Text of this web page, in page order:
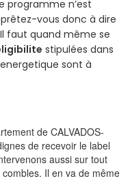
programme n’est
vous donc à dire
faut quand même se
stipulées dans
sont à
de CALVADOS-
de recevoir le label
aussi sur tout
Il en va de même